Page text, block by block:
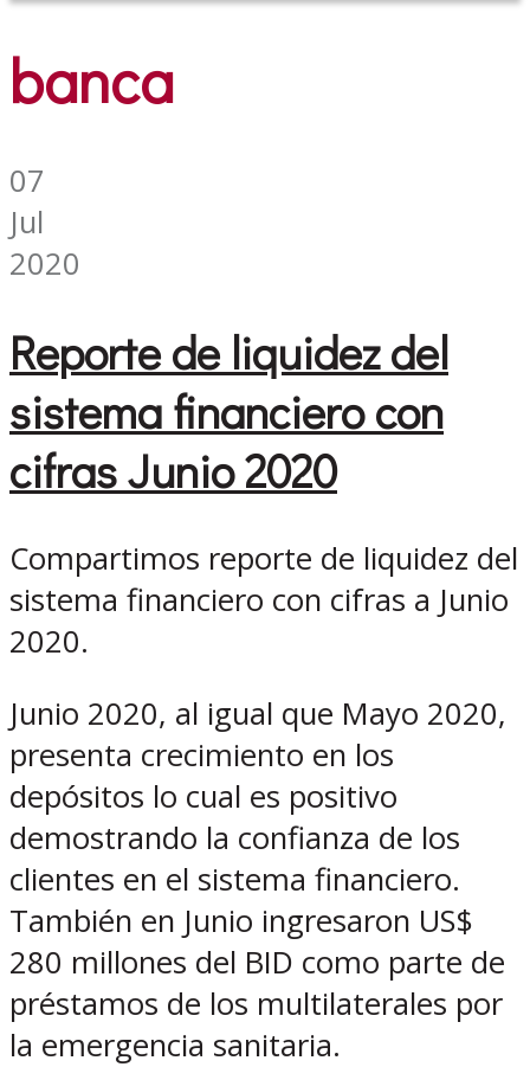
banca
07
Jul
2020
Reporte de liquidez del
sistema financiero con
cifras Junio 2020
Compartimos reporte de liquidez del
sistema financiero con cifras a Junio
2020.
Junio 2020, al igual que Mayo 2020,
presenta crecimiento en los
depósitos lo cual es positivo
demostrando la confianza de los
clientes en el sistema financiero.
También en Junio ingresaron US$
280 millones del BID como parte de
préstamos de los multilaterales por
la emergencia sanitaria.